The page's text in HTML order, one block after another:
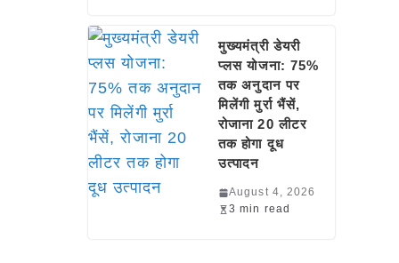
मुख्यमंत्री डेयरी
प्लस योजना: 75%
तक अनुदान पर
मिलेंगी मुर्रा भैंसें,
रोजाना 20 लीटर
तक होगा दूध
उत्पादन
August 4, 2026
3 min read